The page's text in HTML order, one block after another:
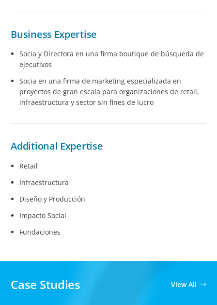
Business Expertise
Socia y Directora en una firma boutique de búsqueda de
ejecutivos
Socia en una firma de marketing especializada en
proyectos de gran escala para organizaciones de retail,
infraestructura y sector sin fines de lucro
Additional Expertise
Retail
Infraestructura
Diseño y Producción
Impacto Social
Fundaciones
Case Studies View All